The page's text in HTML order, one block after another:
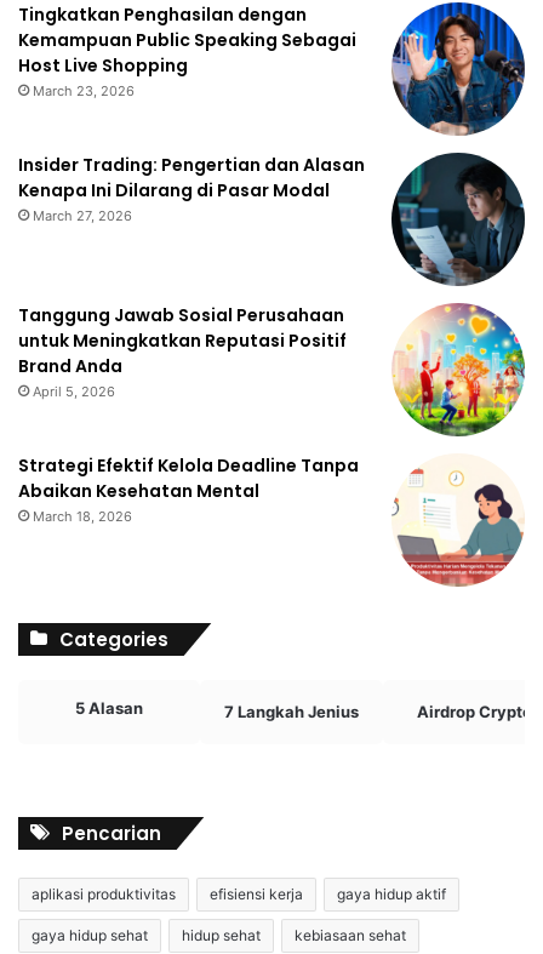
Tingkatkan Penghasilan dengan
Kemampuan Public Speaking Sebagai
Host Live Shopping
March 23, 2026
Insider Trading: Pengertian dan Alasan
Kenapa Ini Dilarang di Pasar Modal
March 27, 2026
Tanggung Jawab Sosial Perusahaan
untuk Meningkatkan Reputasi Positif
Brand Anda
April 5, 2026
Strategi Efektif Kelola Deadline Tanpa
Abaikan Kesehatan Mental
March 18, 2026
Categories
5 Alasan 7 Langkah Jenius Airdrop Crypto
Pencarian
aplikasi produktivitas efisiensi kerja gaya hidup aktif
gaya hidup sehat hidup sehat kebiasaan sehat